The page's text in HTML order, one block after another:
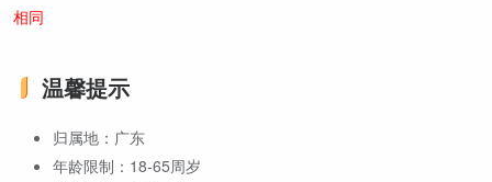
相同
温馨提示
归属地：广东
年龄限制：18-65周岁